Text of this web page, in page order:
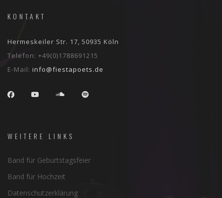
KONTAKT
Hermeskeiler Str. 17, 50935 Köln
Telefon: +49(0)1788691215
E-Mail: info@fiestapoets.de
WEITERE LINKS
Band für Geburtstagsfeier
Band für Hochzeit
Datenschutzerklärung